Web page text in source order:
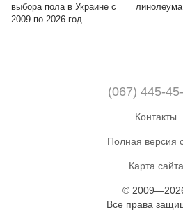
выбора пола в Украине с
2009 по 2026 год
(067) 445-
Контакты
Полная версия
Карта сайта
©
Все права